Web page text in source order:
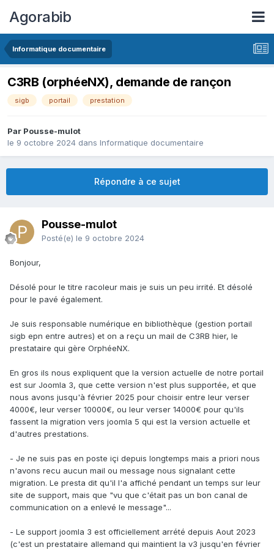
Agorabib
Informatique documentaire
C3RB (orphéeNX), demande de rançon
sigb portail prestation
Par Pousse-mulot
le 9 octobre 2024 dans Informatique documentaire
Répondre à ce sujet
Pousse-mulot
Posté(e) le 9 octobre 2024
Bonjour,
Désolé pour le titre racoleur mais je suis un peu irrité. Et désolé
pour le pavé également.
Je suis responsable numérique en bibliothèque (gestion portail
sigb epn entre autres) et on a reçu un mail de C3RB hier, le
prestataire qui gère OrphéeNX.
En gros ils nous expliquent que la version actuelle de notre portail
est sur Joomla 3, que cette version n'est plus supportée, et que
nous avons jusqu'à février 2025 pour choisir entre leur verser
4000€, leur verser 10000€, ou leur verser 14000€ pour qu'ils
fassent la migration vers joomla 5 qui est la version actuelle et
d'autres prestations.
- Je ne suis pas en poste içi depuis longtemps mais a priori nous
n'avons recu aucun mail ou message nous signalant cette
migration. Le presta dit qu'il l'a affiché pendant un temps sur leur
site de support, mais que "vu que c'était pas un bon canal de
communication on a enlevé le message"...
- Le support joomla 3 est officiellement arrété depuis Aout 2023
(c'est un prestataire allemand qui maintient la v3 jusqu'en février